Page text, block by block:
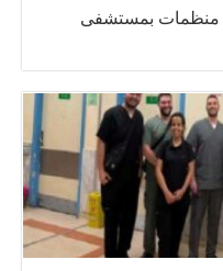
74 قسطرة قلبية وتركيب 6 منظمات بمستشفى